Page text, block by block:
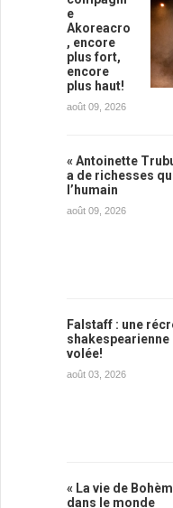
e
Akoreacro
, encore
plus fort,
encore
plus haut!
août 09, 2026
« Antoinette
a de richesses
l’humain
août 09, 2026
Falstaff : une
shakespearienne
volée!
août 03, 2026
« La vie de
dans le monde